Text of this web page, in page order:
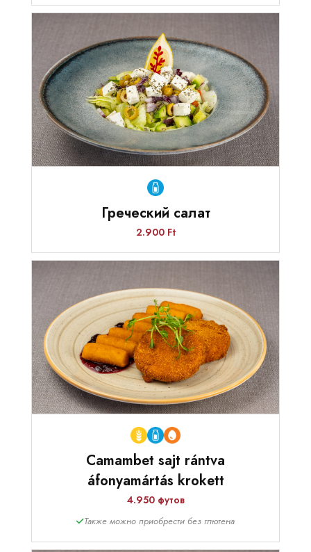
Греческий салат
2.900 Ft
Camambet sajt rántva
áfonyamártás krokett
4.950 футов
Также можно приобрести без глютена